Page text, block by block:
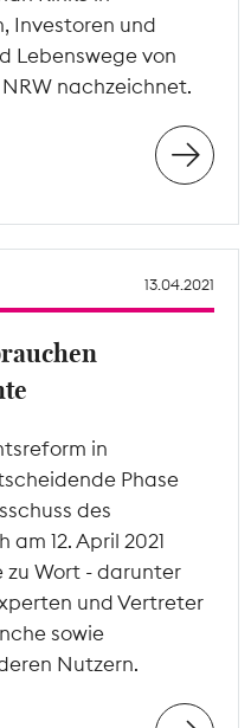
Investoren und
Lebenswege von
nachzeichnet.
13.04.2021
in
Phase
des
12. April 2021
zu Wort - darunter
und Vertreter
sowie
Nutzern.